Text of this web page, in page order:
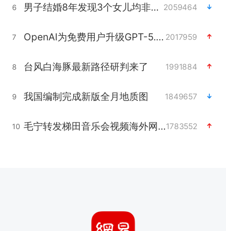
6 男子结婚8年发现3个女儿均非亲生 2059464
7 OpenAI为免费用户升级GPT-5.6 Luna 2017959
8 台风白海豚最新路径研判来了 1991884
9 我国编制完成新版全月地质图 1849657
10 毛宁转发梯田音乐会视频海外网友赞叹1783552